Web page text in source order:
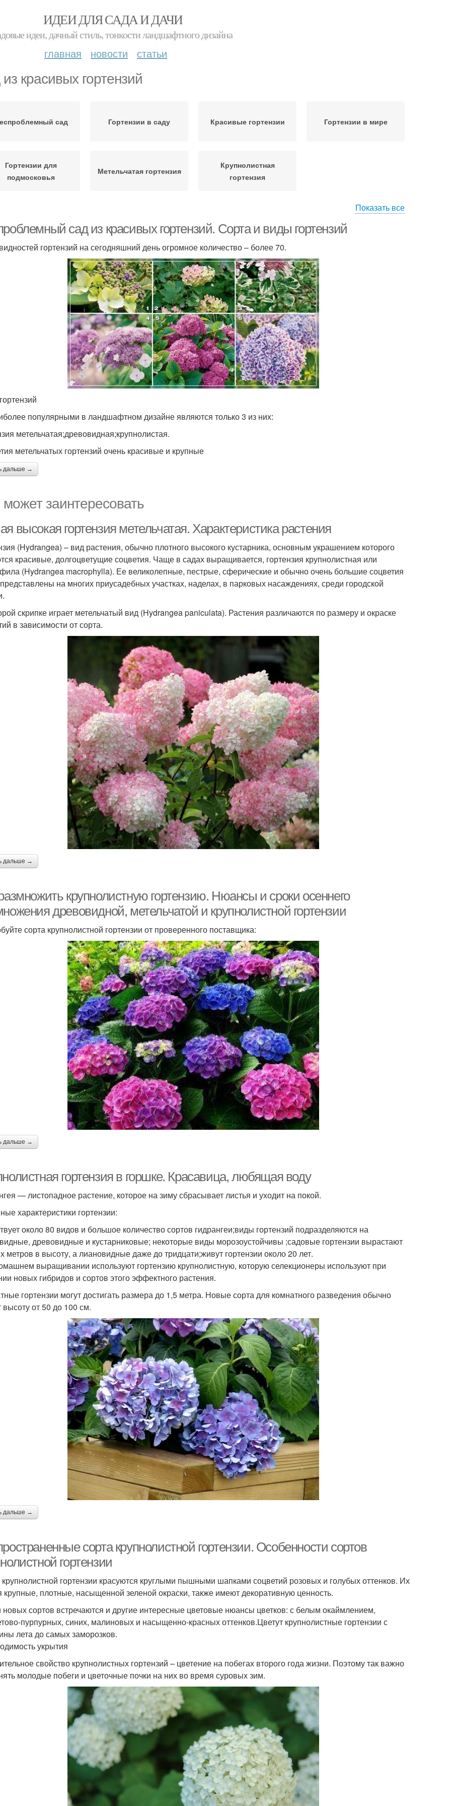
ИДЕИ ДЛЯ САДА И ДАЧИ
идеи, дачный стиль, тонкости ландшафтного дизайна
главная новости статьи
красивых гортензий
сад Гортензии в саду Красивые гортензии Гортензии в мире
Гортензии для
подмосковья
Метельчатая гортензия
Крупнолистная
гортензия
Показать все
сад из красивых гортензий. Сорта и виды гортензий
гортензий на сегодняшний день огромное количество – более 70.
популярными в ландшафтном дизайне являются только 3 из них:
метельчатая;древовидная;крупнолистая.
метельчатых гортензий очень красивые и крупные
дальше →
заинтересовать
высокая гортензия метельчатая. Характеристика растения
(Hydrangea) – вид растения, обычно плотного высокого кустарника, основным украшением которого
красивые, долгоцветущие соцветия. Чаще в садах выращивается, гортензия крупнолистная или
(Hydrangea macrophylla). Ее великолепные, пестрые, сферические и обычно очень большие соцветия
на многих приусадебных участках, наделах, в парковых насаждениях, среди городской
скрипке играет метельчатый вид (Hydrangea paniculata). Растения различаются по размеру и окраске
в зависимости от сорта.
дальше →
крупнолистную гортензию. Нюансы и сроки осеннего
древовидной, метельчатой и крупнолистной гортензии
сорта крупнолистной гортензии от проверенного поставщика:
дальше →
гортензия в горшке. Красавица, любящая воду
— листопадное растение, которое на зиму сбрасывает листья и уходит на покой.
характеристики гортензии:
около 80 видов и большое количество сортов гидрангеи;виды гортензий подразделяются на
древовидные и кустарниковые; некоторые виды морозоустойчивы ;садовые гортензии вырастают
метров в высоту, а лиановидные даже до тридцати;живут гортензии около 20 лет.
выращивании используют гортензию крупнолистную, которую селекционеры используют при
новых гибридов и сортов этого эффектного растения.
гортензии могут достигать размера до 1,5 метра. Новые сорта для комнатного разведения обычно
от 50 до 100 см.
дальше →
сорта крупнолистной гортензии. Особенности сортов
гортензии
гортензии красуются круглыми пышными шапками соцветий розовых и голубых оттенков. Их
крупные, плотные, насыщенной зеленой окраски, также имеют декоративную ценность.
сортов встречаются и другие интересные цветовые нюансы цветков: с белым окаймлением,
пурпурных, синих, малиновых и насыщенно-красных оттенков.Цветут крупнолистные гортензии с
лета до самых заморозков.
укрытия
свойство крупнолистных гортензий – цветение на побегах второго года жизни. Поэтому так важно
молодые побеги и цветочные почки на них во время суровых зим.